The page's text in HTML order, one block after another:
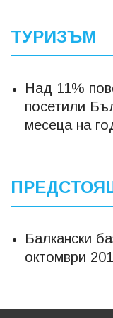
ТУРИЗЪМ
Над 11%
посетили
месеца на
Балкански
октомври